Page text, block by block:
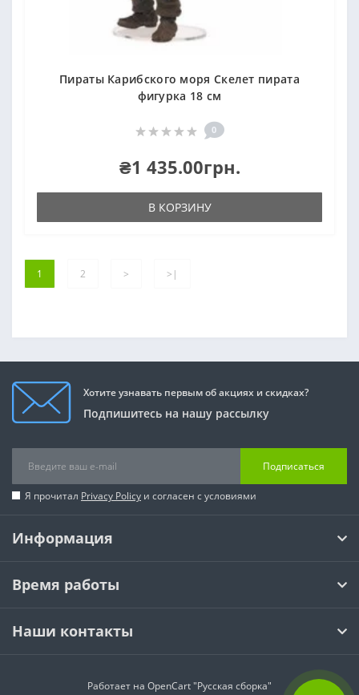
Пираты Карибского моря Скелет пирата
фигурка 18 см
0
₴1 435.00грн.
В КОРЗИНУ
1 2 > >|
Хотите узнавать первым об акциях и скидках?
Подпишитесь на нашу рассылку
Подписаться
Я прочитал Privacy Policy и согласен с условиями
Информация
Время работы
Наши контакты
Работает на OpenCart "Русская сборка"